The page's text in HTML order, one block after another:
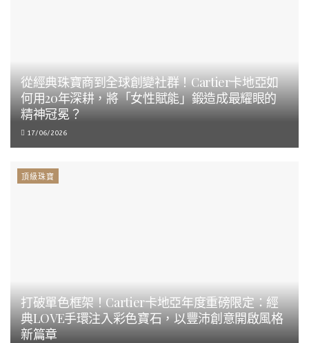
從經典珠寶商到全球創變社群！Cartier卡地亞如
何用20年深耕，將「女性賦能」鍛造成最耀眼的
精神冠冕？
17/06/2026
頂級珠寶
打破單色框架！Cartier卡地亞年度重磅限定：經
典LOVE手環注入彩色寶石，以豐沛創意開啟風格
新篇章